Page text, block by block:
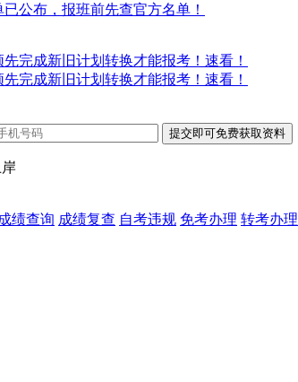
公布，报班前先查官方名单！
完成新旧计划转换才能报考！速看！
完成新旧计划转换才能报考！速看！
成绩查询 成绩复查 自考违规 免考办理 转考办理